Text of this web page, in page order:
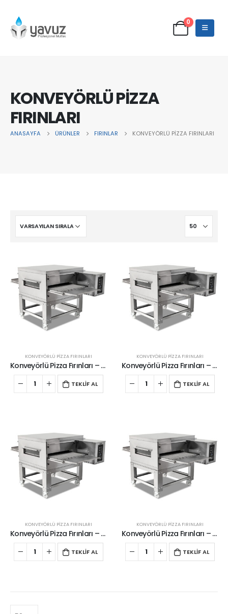
0
KONVEYÖRLÜ PİZZA
FIRINLARI
ANASAYFA ÜRÜNLER FIRINLAR KONVEYÖRLÜ PİZZA FIRINLARI
KONVEYÖRLÜ PİZZA FIRINLARI
Konveyörlü Pizza Fırınları – Elektrikli
TEKLİF AL
KONVEYÖRLÜ PİZZA FIRINLARI
Konveyörlü Pizza Fırınları – Elektrikli
TEKLİF AL
KONVEYÖRLÜ PİZZA FIRINLARI
Konveyörlü Pizza Fırınları – Gazlı
TEKLİF AL
KONVEYÖRLÜ PİZZA FIRINLARI
Konveyörlü Pizza Fırınları – Gazlı
TEKLİF AL